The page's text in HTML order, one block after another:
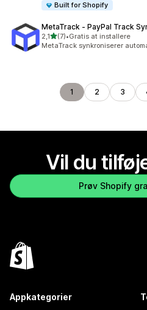
Built for Shopify
MetaTrack ‑ PayPal Track
2,1ud af 5 stjerner
(7)
7 anmeldelser i alt
•Gratis at installere
MetaTrack synkroniserer
1 2 3
Vil du
Prøv Shopify
Appkategorier